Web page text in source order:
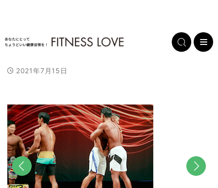
2021年7月15日
前へ